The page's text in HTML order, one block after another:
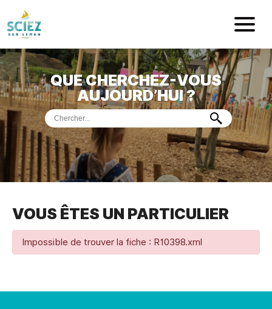
Mairie de
ACCUEIL
VOTREMAIRIE
VIE PRATIQUE
DÉMARCHES &SERVICES
PORTDE PLAISANCE
MUSÉEDE PRÉHISTOIRE ET GÉOLOGIE
QUE CHERCHEZ-VOUS
AUJOURD’HUI ?
VOUS ÊTES UN PARTICULIER
Impossible de trouver la fiche : R10398.xml